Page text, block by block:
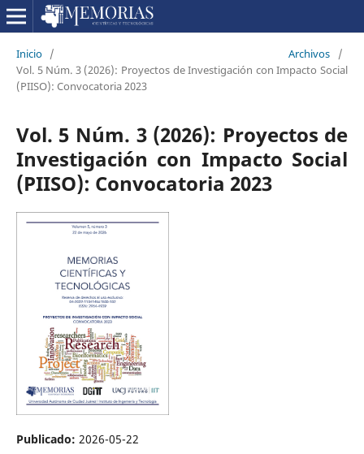
Inicio / Archivos
/
Vol. 5 Núm. 3 (2026): Proyectos de Investigación con Impacto Social
(PIISO): Convocatoria 2023
Vol. 5 Núm. 3 (2026): Proyectos de
Investigación con Impacto Social
(PIISO): Convocatoria 2023
Publicado: 2026-05-22